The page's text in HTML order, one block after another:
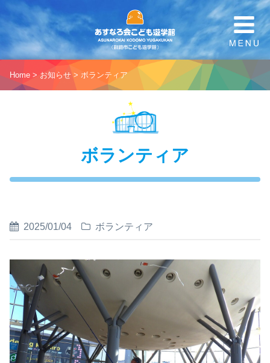
Home > お知らせ > ボランティア
ボランティア
2025/01/04 ボランティア